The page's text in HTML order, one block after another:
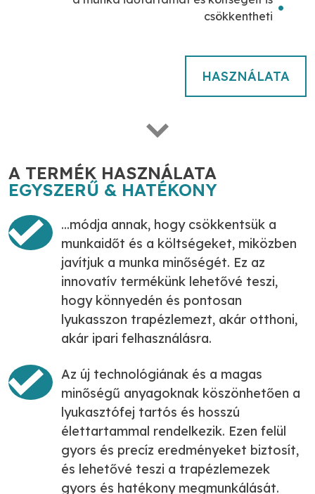
csökkentheti
HASZNÁLATA
A TERMÉK HASZNÁLATA
EGYSZERŰ & HATÉKONY
...módja annak, hogy csökkentsük a
munkaidőt és a költségeket, miközben
javítjuk a munka minőségét. Ez az
innovatív termékünk lehetővé teszi,
hogy könnyedén és pontosan
lyukasszon trapézlemezt, akár otthoni,
akár ipari felhasználásra.
Az új technológiának és a magas
minőségű anyagoknak köszönhetően a
lyukasztófej tartós és hosszú
élettartammal rendelkezik. Ezen felül
gyors és precíz eredményeket biztosít,
és lehetővé teszi a trapézlemezek
gyors és hatékony megmunkálását.